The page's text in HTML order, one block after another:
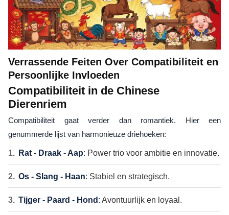
Verrassende Feiten Over Compatibiliteit en
Persoonlijke Invloeden
Compatibiliteit in de Chinese
Dierenriem
Compatibiliteit gaat verder dan romantiek. Hier een
genummerde lijst van harmonieuze driehoeken:
Rat - Draak - Aap: Power trio voor ambitie en innovatie.
Os - Slang - Haan: Stabiel en strategisch.
Tijger - Paard - Hond : Avontuurlijk en loyaal.